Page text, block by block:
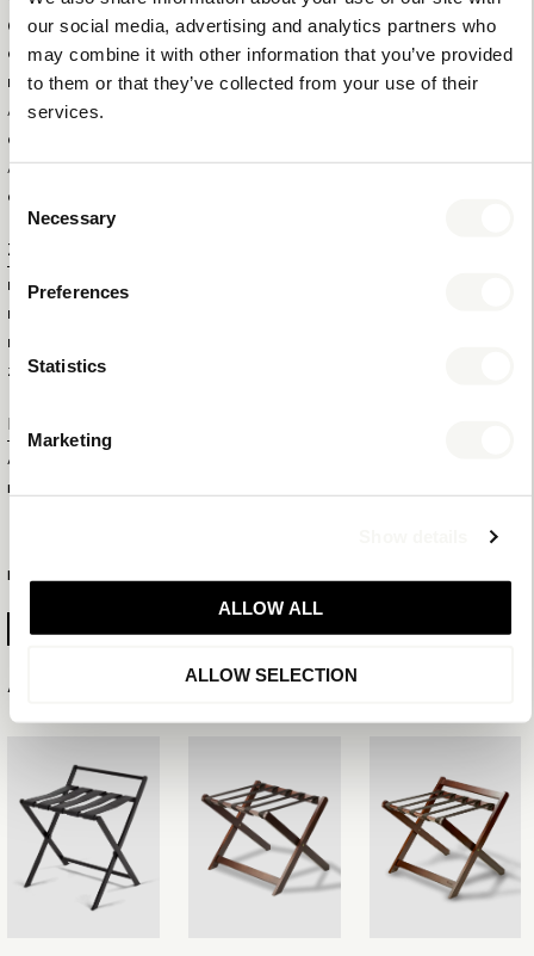
our social media, advertising and analytics partners who
may combine it with other information that you’ve provided
to them or that they’ve collected from your use of their
services.
Consent
Selection
Necessary
Preferences
Statistics
Marketing
ALLOW ALL
ALLOW SELECTION
XTXH)
GEWICHT DER AUSSENBOX
10 KG
BRUTTOGEWICHT DES
ARTIKELS
5,1 KG
GESAMTMENGE IN DER
AUSSENBOX
GESAMTMENGE PRO PALETTE
Zusatzinformation
MARKE
FARBE
MATERIAL
ZERTIFIKATE
Produktnummer
ARTIKELNUMMER
EAN
MEHR INFORMATIONEN
PRODUKTBLATT ERSTELLEN
Ähnliche Artikel